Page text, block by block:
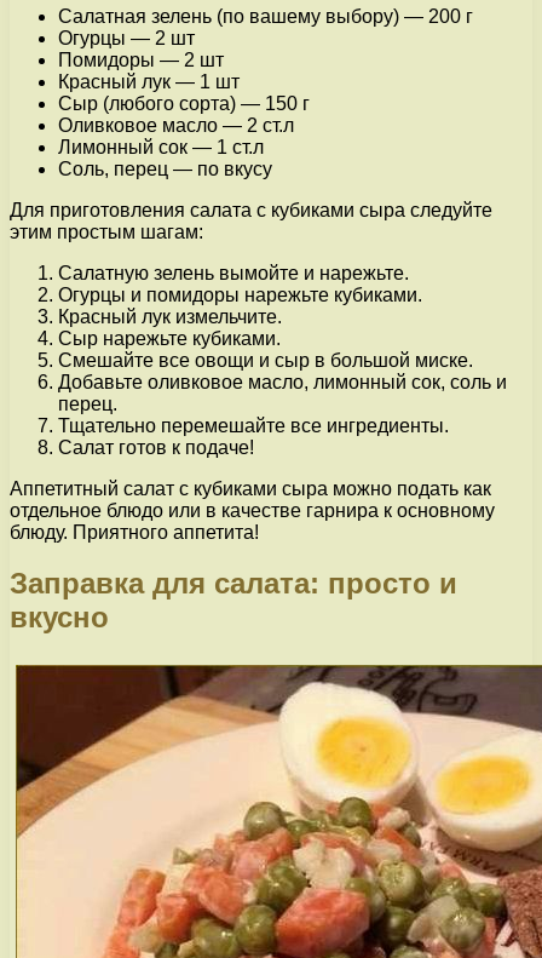
Салатная зелень (по вашему выбору) — 200 г
Огурцы — 2 шт
Помидоры — 2 шт
Красный лук — 1 шт
Сыр (любого сорта) — 150 г
Оливковое масло — 2 ст.л
Лимонный сок — 1 ст.л
Соль, перец — по вкусу
Для приготовления салата с кубиками сыра следуйте
этим простым шагам:
Салатную зелень вымойте и нарежьте.
Огурцы и помидоры нарежьте кубиками.
Красный лук измельчите.
Сыр нарежьте кубиками.
Смешайте все овощи и сыр в большой миске.
Добавьте оливковое масло, лимонный сок, соль и
перец.
Тщательно перемешайте все ингредиенты.
Салат готов к подаче!
Аппетитный салат с кубиками сыра можно подать как
отдельное блюдо или в качестве гарнира к основному
блюду. Приятного аппетита!
Заправка для салата: просто и
вкусно